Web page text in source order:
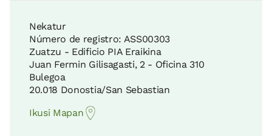
Nekatur
Número de registro: ASS00303
Zuatzu - Edificio PIA Eraikina
Juan Fermin Gilisagasti, 2 - Oficina 310
Bulegoa
20.018 Donostia/San Sebastian
Ikusi Mapan